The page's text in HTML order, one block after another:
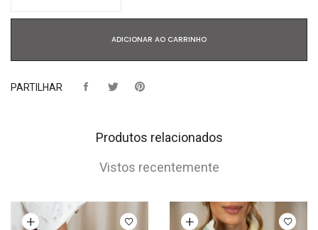
ADICIONAR AO CARRINHO
PARTILHAR
Produtos relacionados
Vistos recentemente
opções Ver opções